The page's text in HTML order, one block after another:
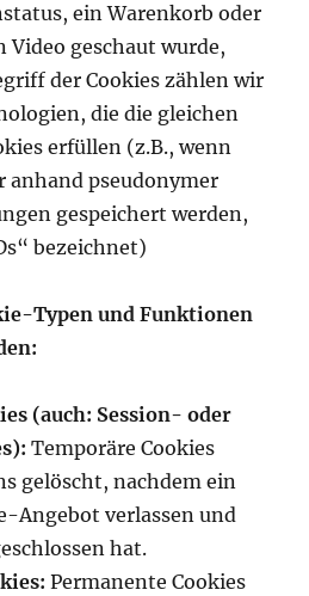
ein Warenkorb oder
Video geschaut wurde,
der Cookies zählen wir
die die gleichen
erfüllen (z.B., wenn
anhand pseudonymer
gespeichert werden,
bezeichnet)
Typen und Funktionen
(auch: Session- oder
Temporäre Cookies
gelöscht, nachdem ein
Angebot verlassen und
hat.
Permanente Cookies